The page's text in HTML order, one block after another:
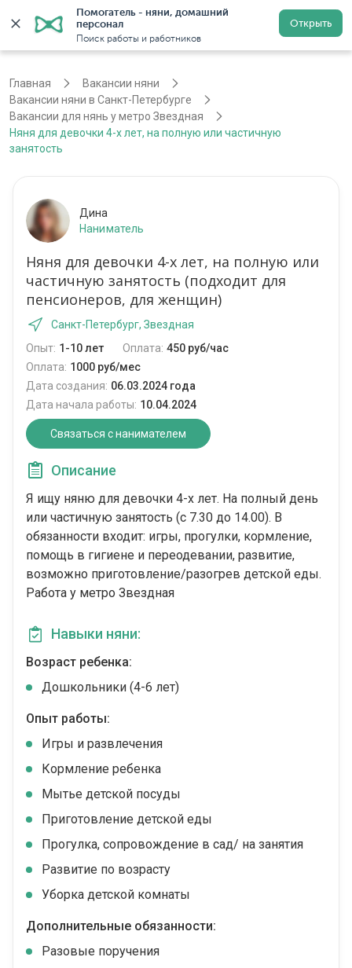
Помогатель - няни, домашний
персонал
Поиск работы и работников
Открыть
Санкт-Петербург Регистрация
Главная
Вакансии няни
Вакансии няни в Санкт-Петербурге
Вакансии для нянь у метро Звездная
Няня для девочки 4-х лет, на полную или частичную
занятость
Дина
Наниматель
Няня для девочки 4-х лет, на полную или
частичную занятость (подходит для
пенсионеров, для женщин)
Санкт-Петербург, Звездная
Опыт: 1-10 лет Оплата: 450 руб/час
Оплата: 1000 руб/мес
Дата создания: 06.03.2024 года
Дата начала работы: 10.04.2024
Связаться с нанимателем
Описание
Я ищу няню для девочки 4-х лет. На полный день
или частичную занятость (с 7.30 до 14.00). В
обязанности входит: игры, прогулки, кормление,
помощь в гигиене и переодевании, развитие,
возможно приготовление/разогрев детской еды.
Работа у метро Звездная
Навыки няни:
Возраст ребенка:
Дошкольники (4-6 лет)
Опыт работы:
Игры и развлечения
Кормление ребенка
Мытье детской посуды
Приготовление детской еды
Прогулка, сопровождение в сад/ на занятия
Развитие по возрасту
Уборка детской комнаты
Дополнительные обязанности:
Разовые поручения